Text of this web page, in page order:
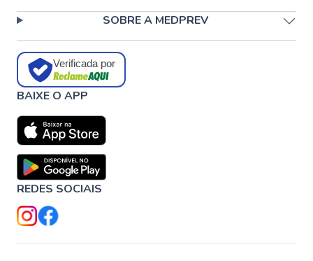
SOBRE A MEDPREV
Verificada por
BAIXE O APP
REDES SOCIAIS